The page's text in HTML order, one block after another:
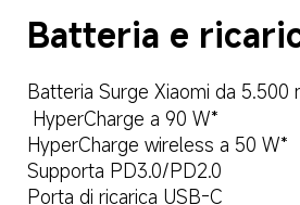
Batteria e
Batteria Surge Xiaomi da 5.500
HyperCharge a 90 W*
HyperCharge wireless a 50 W*
Supporta PD3.0/PD2.0
Porta di ricarica USB-C